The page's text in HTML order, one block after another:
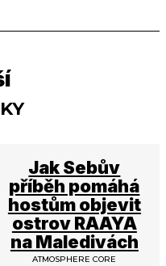
Jak Sebův
příběh pomáhá
hostům objevit
ostrov RAAYA
na Maledivách
ATMOSPHERE CORE